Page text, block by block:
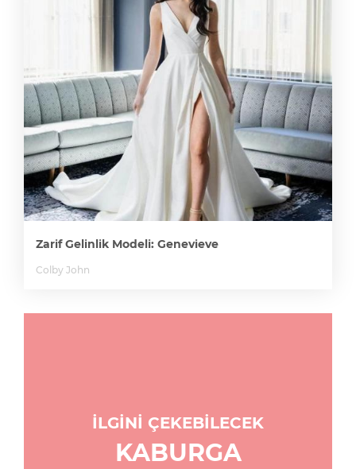
Zarif Gelinlik Modeli: Genevieve
Colby John
İLGİNİ ÇEKEBİLECEK
KABURGA